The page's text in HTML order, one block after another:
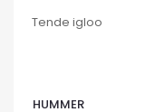
Tende igloo
HUMMER